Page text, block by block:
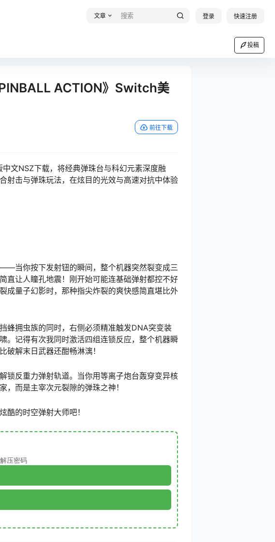
文章 登录 快速注册
投稿
ACTION》Switch美
前往下载
文NSZ下载，将经典弹珠台与科幻元素深度融
射击与弹珠玩法，在炫目的光效与高速对抗中体验
当你按下发射钮的瞬间，整个机器突然裂变成三
直让人瞳孔地震！刚开始可能连基础弹射都控不好
成量子幻影时，那种指尖炸裂的爽快感简直堪比外
蜂拥虫族的同时，右侧必须精准触发DNA突变装
。记得有次我同时激活四组连锁反应，整个机器瞬
解末日武器还酣畅淋漓！
锁反重力弹射轨道。当你用等离子炮台轰穿变异核
而是主宰次元裂隙的弹珠之神！
酷的时空弹射大师吧！
压密码